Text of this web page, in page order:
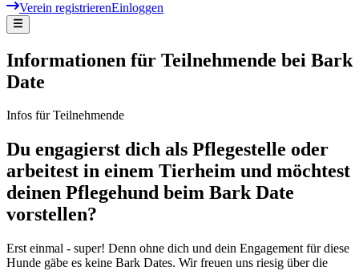
Verein registrierenEinloggen
Informationen für Teilnehmende bei Bark
Date
Infos für Teilnehmende
Du engagierst dich als Pflegestelle oder
arbeitest in einem Tierheim und möchtest
deinen Pflegehund beim Bark Date
vorstellen?
Erst einmal - super! Denn ohne dich und dein Engagement für diese
Hunde gäbe es keine Bark Dates. Wir freuen uns riesig über die